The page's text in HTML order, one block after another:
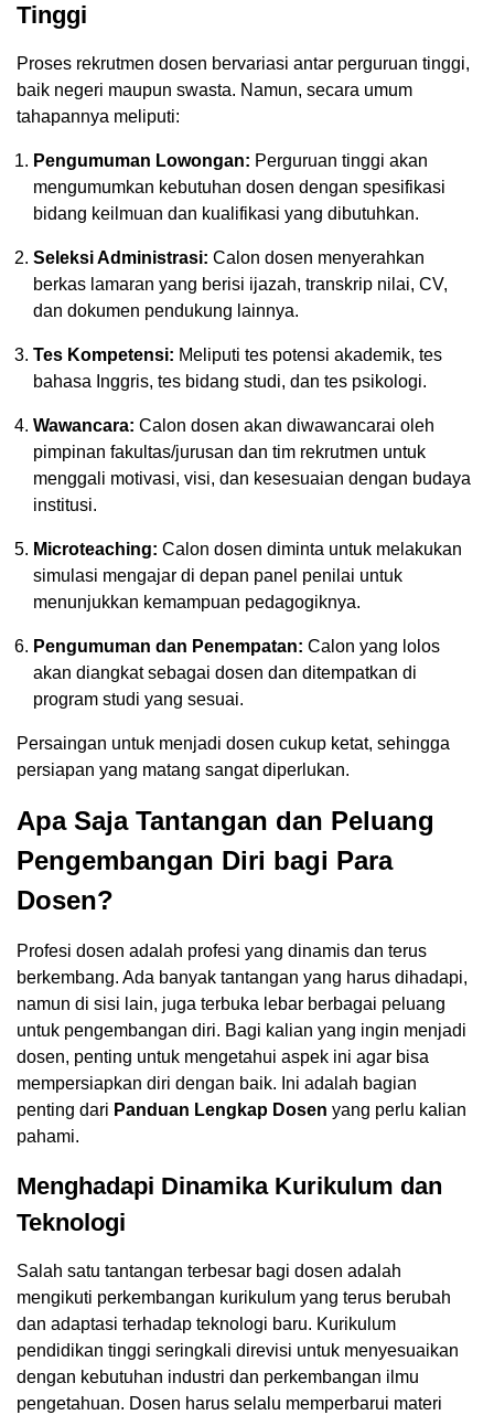
Tinggi
Proses rekrutmen dosen bervariasi antar perguruan tinggi,
baik negeri maupun swasta. Namun, secara umum
tahapannya meliputi:
Pengumuman Lowongan: Perguruan tinggi akan
mengumumkan kebutuhan dosen dengan spesifikasi
bidang keilmuan dan kualifikasi yang dibutuhkan.
Seleksi Administrasi: Calon dosen menyerahkan
berkas lamaran yang berisi ijazah, transkrip nilai, CV,
dan dokumen pendukung lainnya.
Tes Kompetensi: Meliputi tes potensi akademik, tes
bahasa Inggris, tes bidang studi, dan tes psikologi.
Wawancara: Calon dosen akan diwawancarai oleh
pimpinan fakultas/jurusan dan tim rekrutmen untuk
menggali motivasi, visi, dan kesesuaian dengan budaya
institusi.
Microteaching: Calon dosen diminta untuk melakukan
simulasi mengajar di depan panel penilai untuk
menunjukkan kemampuan pedagogiknya.
Pengumuman dan Penempatan: Calon yang lolos
akan diangkat sebagai dosen dan ditempatkan di
program studi yang sesuai.
Persaingan untuk menjadi dosen cukup ketat, sehingga
persiapan yang matang sangat diperlukan.
Apa Saja Tantangan dan Peluang
Pengembangan Diri bagi Para
Dosen?
Profesi dosen adalah profesi yang dinamis dan terus
berkembang. Ada banyak tantangan yang harus dihadapi,
namun di sisi lain, juga terbuka lebar berbagai peluang
untuk pengembangan diri. Bagi kalian yang ingin menjadi
dosen, penting untuk mengetahui aspek ini agar bisa
mempersiapkan diri dengan baik. Ini adalah bagian
penting dari Panduan Lengkap Dosen yang perlu kalian
pahami.
Menghadapi Dinamika Kurikulum dan
Teknologi
Salah satu tantangan terbesar bagi dosen adalah
mengikuti perkembangan kurikulum yang terus berubah
dan adaptasi terhadap teknologi baru. Kurikulum
pendidikan tinggi seringkali direvisi untuk menyesuaikan
dengan kebutuhan industri dan perkembangan ilmu
pengetahuan. Dosen harus selalu memperbarui materi